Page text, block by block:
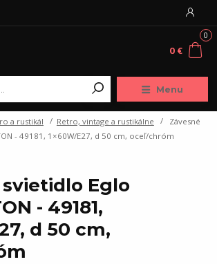
Menu
0
0 €
a rustikál Retro, vintage a rustikálne
Závesné
- 49181, 1×60W/E27, d 50 cm, oceľ/chróm
Eglo
- 49181,
d 50 cm,